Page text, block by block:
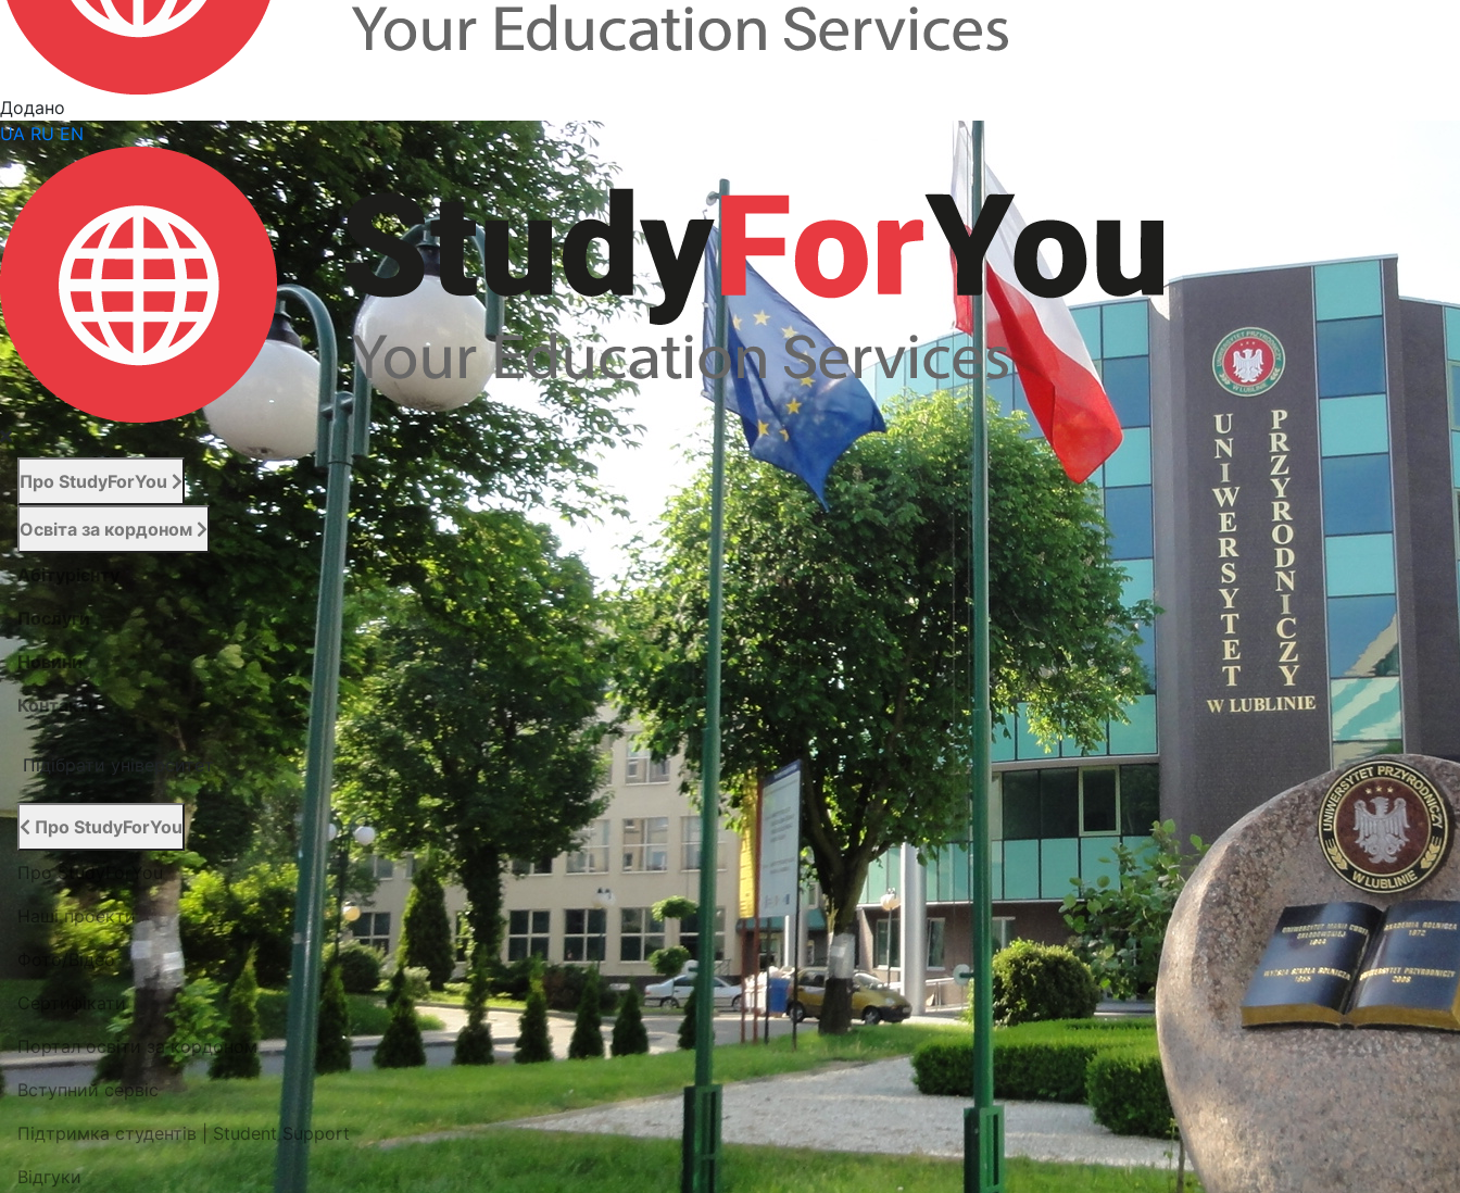
Додано
UA RU EN
Про StudyForYou
Освіта за кордоном
Абітурієнту
Послуги
Новини
Контакти
Підібрати університет
Про StudyForYou
Про StudyForYou
Наші проекти
Фото/Відео
Сертифікати
Портал освіти за кордоном
Вступний сервіс
Підтримка студентів | Student Support
Відгуки